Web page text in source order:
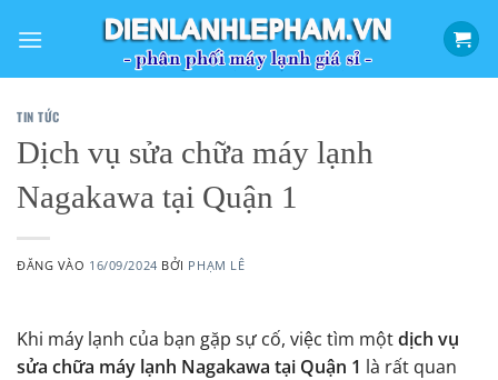
qua
TIN TỨC
Dịch vụ sửa chữa máy lạnh
Nagakawa tại Quận 1
ĐĂNG VÀO 16/09/2024 BỞI PHẠM LÊ
Khi máy lạnh của bạn gặp sự cố, việc tìm mộtdịch vụ
sửa chữa máy lạnh Nagakawa tại Quận 1 là rất quan